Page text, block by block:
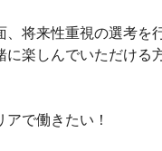
将来性重視の選考を
楽しんでいただける
で働きたい！